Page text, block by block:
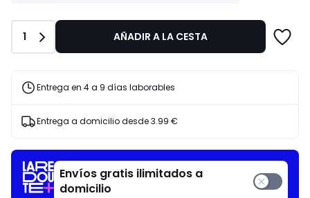
€
30%
descuento
Cantidad
1 AÑADIR A LA CESTA
Entrega en 4 a 9 días laborables
Entrega a domicilio desde3.99 €
Envíos gratis ilimitados a
domicilio